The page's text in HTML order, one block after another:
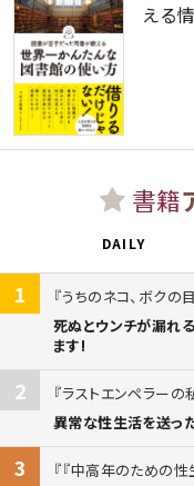
える
書籍
DAILY
1
うちのネコ、ボクの
死ぬとウンチが漏れ
ます!
2
ラストエンペラーの
異常な性生活を送っ
3
『中高年のための性